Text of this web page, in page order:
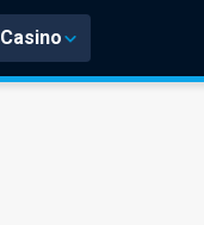
Casino